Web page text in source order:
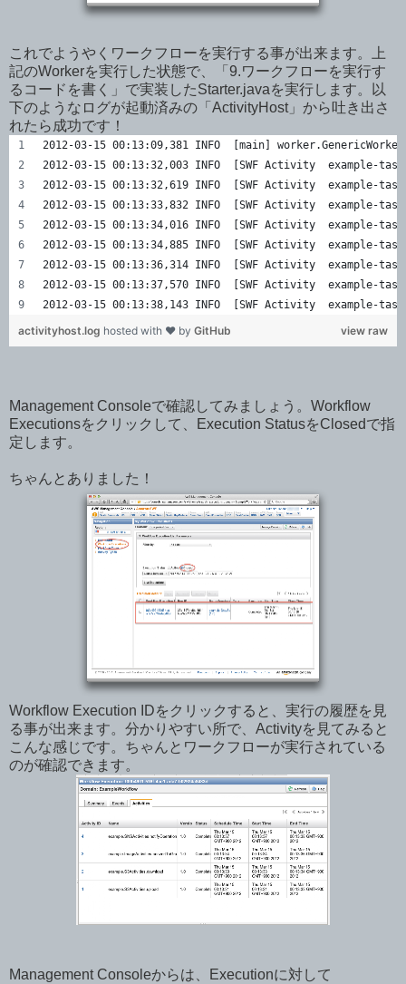
これでようやくワークフローを実行する事が出来ます。上
記のWorkerを実行した状態で、「9.ワークフローを実行す
るコードを書く」で実装したStarter.javaを実行します。以
下のようなログが起動済みの「ActivityHost」から吐き出さ
れたら成功です！
2012-03-15 00:13:09,381 INFO  [main]
2012-03-15 00:13:32,003 INFO  [SWF Activity  example-
2012-03-15 00:13:32,619 INFO  [SWF Activity  example-
2012-03-15 00:13:33,832 INFO  [SWF Activity  example-
2012-03-15 00:13:34,016 INFO  [SWF Activity  example-
2012-03-15 00:13:34,885 INFO  [SWF Activity  example-
2012-03-15 00:13:36,314 INFO  [SWF Activity  example-
2012-03-15 00:13:37,570 INFO  [SWF Activity  example-
2012-03-15 00:13:38,143 INFO  [SWF Activity  example-
view raw
activityhost.log hosted with ❤ by GitHub
Management Consoleで確認してみましょう。Workflow
Executionsをクリックして、Execution StatusをClosedで指
定します。
ちゃんとありました！
Workflow Execution IDをクリックすると、実行の履歴を見
る事が出来ます。分かりやすい所で、Activityを見てみると
こんな感じです。ちゃんとワークフローが実行されている
のが確認できます。
Management Consoleからは、Executionに対して